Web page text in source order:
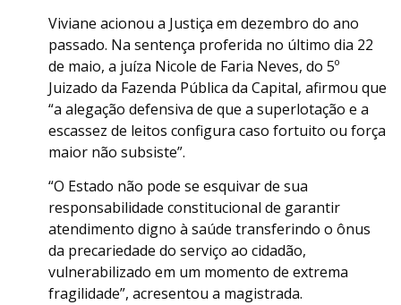
Viviane acionou a Justiça em dezembro do ano
passado. Na sentença proferida no último dia 22
de maio, a juíza Nicole de Faria Neves, do 5º
Juizado da Fazenda Pública da Capital, afirmou que
“a alegação defensiva de que a superlotação e a
escassez de leitos configura caso fortuito ou força
maior não subsiste”.
“O Estado não pode se esquivar de sua
responsabilidade constitucional de garantir
atendimento digno à saúde transferindo o ônus
da precariedade do serviço ao cidadão,
vulnerabilizado em um momento de extrema
fragilidade”, acresentou a magistrada.